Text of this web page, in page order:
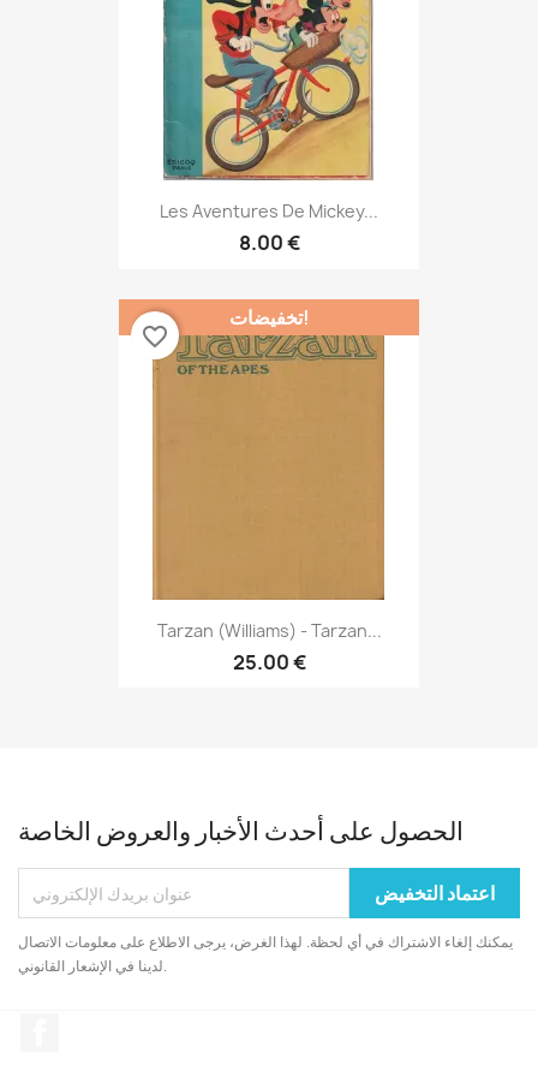
Les Aventures De Mickey...
8.00 €
Tarzan (Williams) - Tarzan...
25.00 €
تخفيضات!
favorite_border
الحصول على أحدث الأخبار والعروض الخاصة
يمكنك إلغاء الاشتراك في أي لحظة. لهذا الغرض، يرجى الاطلاع على معلومات الاتصال
لدينا في الإشعار القانوني.